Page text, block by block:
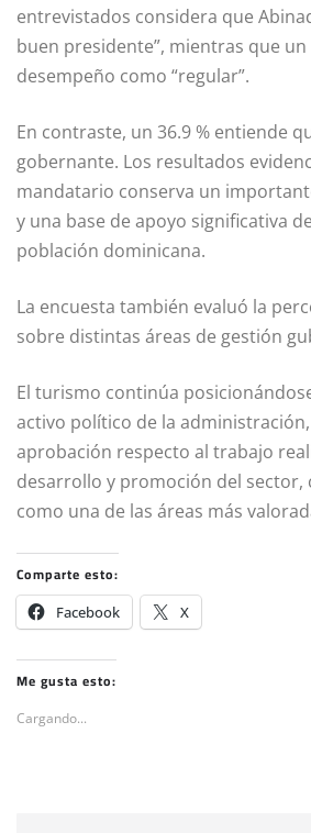
entrevistados considera que
buen presidente”, mientras que un
desempeño como “regular”.
En contraste, un 36.9 % entiende
gobernante. Los resultados
mandatario conserva un
y una base de apoyo significativa
población dominicana.
La encuesta también evaluó la
sobre distintas áreas de gestión
El turismo continúa
activo político de la administración,
aprobación respecto al trabajo
desarrollo y promoción del sector,
como una de las áreas más
Comparte esto:
Facebook X
Me gusta esto:
Cargando...